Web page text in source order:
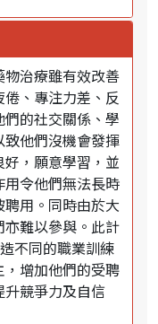
治療雖有效改善
、專注力差、反
的社交關係、學
他們沒機會發揮
，願意學習，並
令他們無法長時
用。同時由於大
難以參與。此計
不同的職業訓練
增加他們的受聘
競爭力及自信